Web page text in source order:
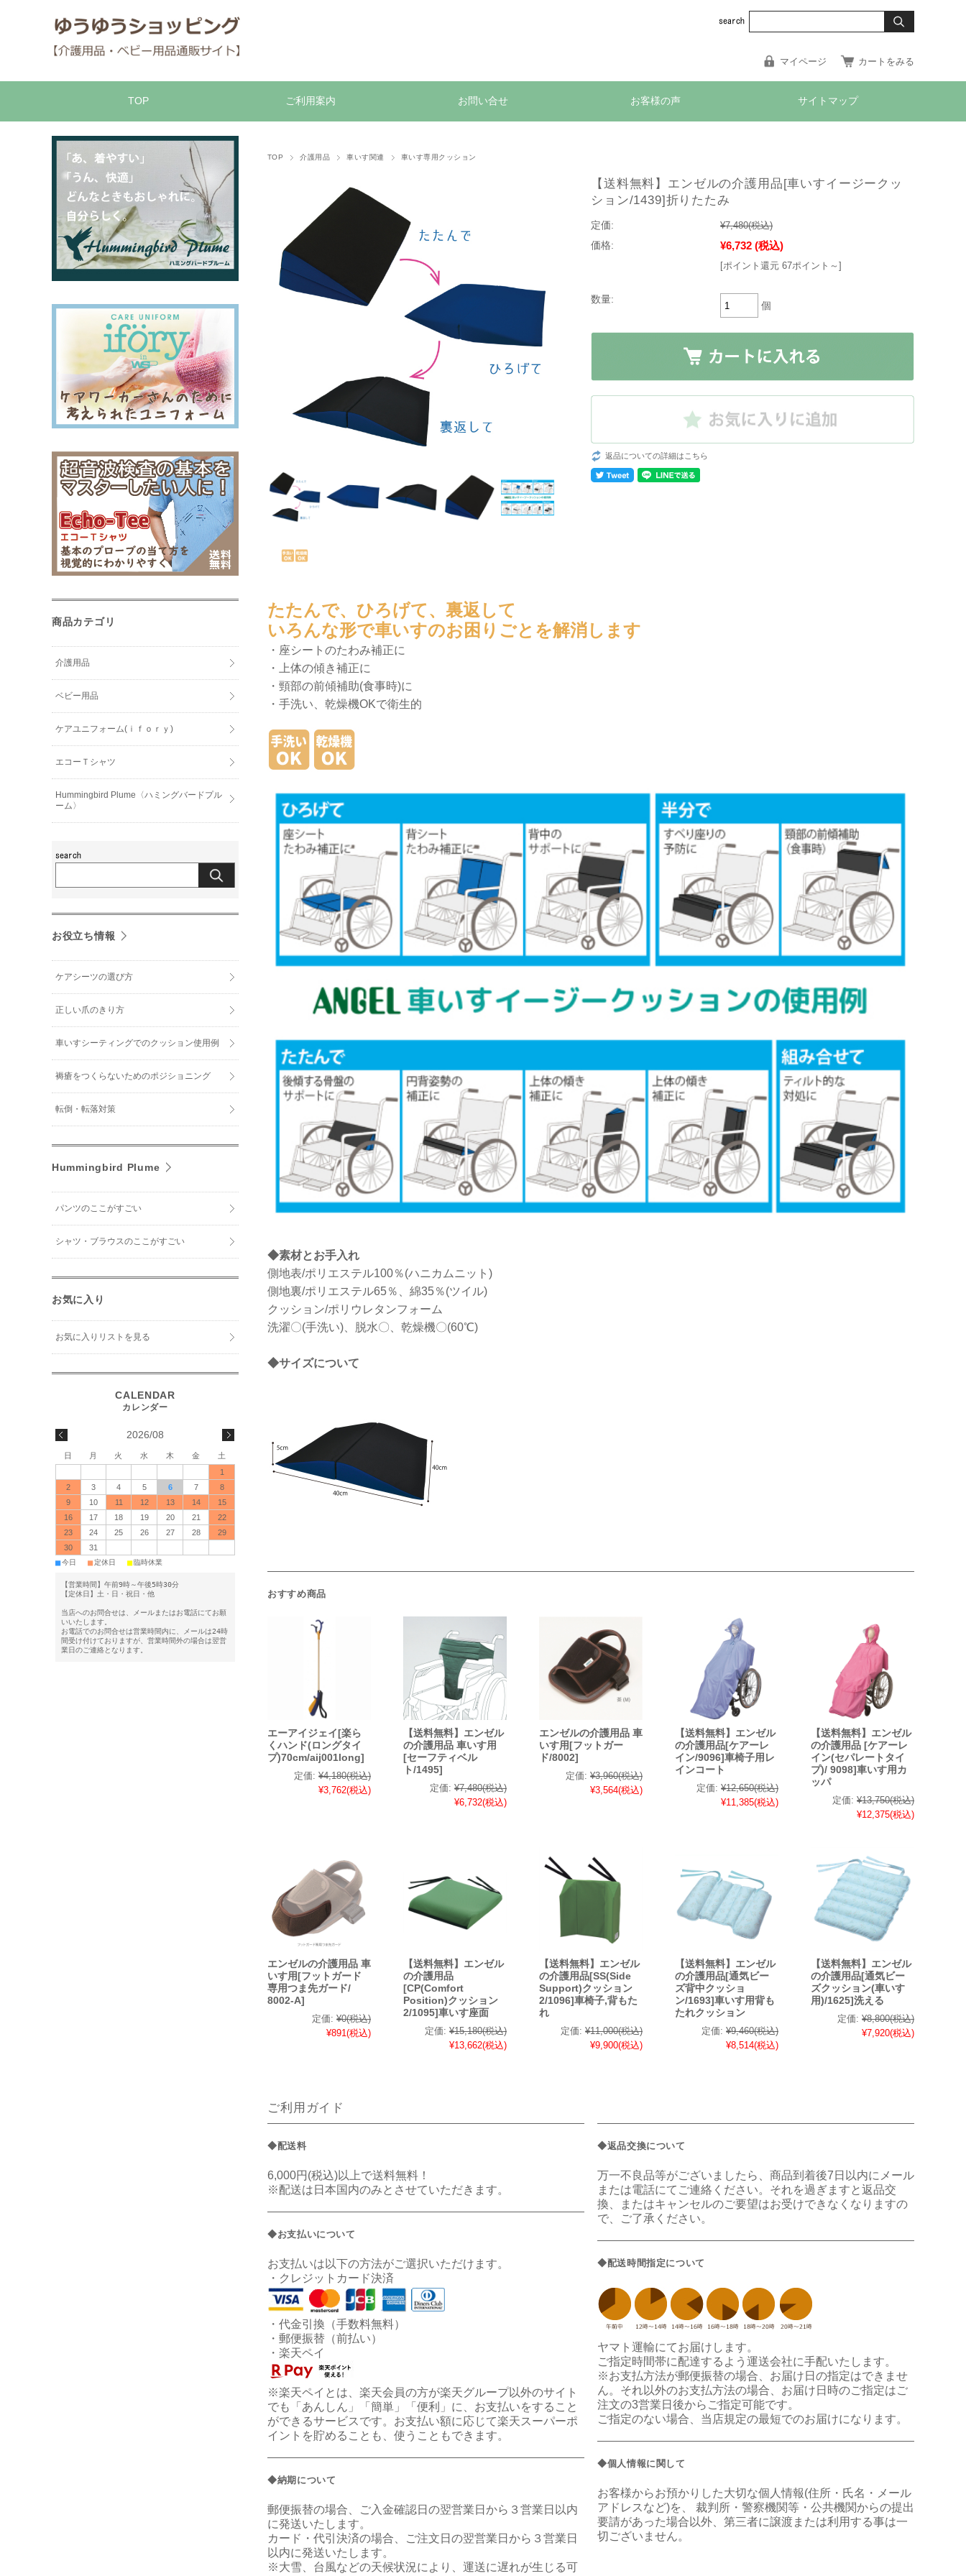
マイページ カートをみる
TOP ご利用案内 お問い合せ お客様の声 サイトマップ
TOP 介護用品 車いす関連 車いす専用クッション
【送料無料】エンゼルの介護用品[車いすイージークッ
ション/1439]折りたたみ
定価: ¥7,480(税込)
価格:
¥6,732 (税込)
[ポイント還元 67ポイント～]
数量:
個
返品についての詳細はこちら
たたんで、ひろげて、裏返して
いろんな形で車いすのお困りごとを解消します
・座シートのたわみ補正に
・上体の傾き補正に
・頸部の前傾補助(食事時)に
・手洗い、乾燥機OKで衛生的
◆素材とお手入れ
側地表/ポリエステル100％(ハニカムニット)
側地裏/ポリエステル65％、綿35％(ツイル)
クッション/ポリウレタンフォーム
洗濯〇(手洗い)、脱水〇、乾燥機〇(60℃)
◆サイズについて
おすすめ商品
エーアイジェイ[楽ら
くハンド(ロングタイ
プ)70cm/aij001long]
定価: ¥4,180(税込)
¥3,762(税込)
【送料無料】エンゼル
の介護用品 車いす用
[セーフティベル
ト/1495]
定価: ¥7,480(税込)
¥6,732(税込)
エンゼルの介護用品 車
いす用[フットガー
ド/8002]
定価: ¥3,960(税込)
¥3,564(税込)
【送料無料】エンゼル
の介護用品[ケアーレ
イン/9096]車椅子用レ
インコート
定価: ¥12,650(税込)
¥11,385(税込)
【送料無料】エンゼル
の介護用品 [ケアーレ
イン(セパレートタイ
プ)/ 9098]車いす用カ
ッパ
定価: ¥13,750(税込)
¥12,375(税込)
エンゼルの介護用品 車
いす用[フットガード
専用つま先ガード/
8002-A]
定価: ¥0(税込)
¥891 (税込)
【送料無料】エンゼル
の介護用品
[CP(Comfort
Position)クッション
2/1095]車いす座面
定価: ¥15,180(税込)
¥13,662(税込)
【送料無料】エンゼル
の介護用品[SS(Side
Support)クッション
2/1096]車椅子,背もた
れ
定価: ¥11,000(税込)
¥9,900(税込)
【送料無料】エンゼル
の介護用品[通気ビー
ズ背中クッショ
ン/1693]車いす用背も
たれクッション
定価: ¥9,460(税込)
¥8,514(税込)
【送料無料】エンゼル
の介護用品[通気ビー
ズクッション(車いす
用)/1625]洗える
定価: ¥8,800(税込)
¥7,920(税込)
ご利用ガイド
◆配送料
6,000円(税込)以上で送料無料！
※配送は日本国内のみとさせていただきます。
◆お支払いについて
お支払いは以下の方法がご選択いただけます。
・クレジットカード決済
・代金引換（手数料無料）
・郵便振替（前払い）
・楽天ペイ
※楽天ペイとは、楽天会員の方が楽天グループ以外のサイト
でも「あんしん」「簡単」「便利」に、お支払いをすること
ができるサービスです。お支払い額に応じて楽天スーパーポ
イントを貯めることも、使うこともできます。
◆納期について
郵便振替の場合、ご入金確認日の翌営業日から３営業日以内
に発送いたします。
カード・代引決済の場合、ご注文日の翌営業日から３営業日
以内に発送いたします。
※大雪、台風などの天候状況により、運送に遅れが生じる可
◆返品交換について
万一不良品等がございましたら、商品到着後7日以内にメール
または電話にてご連絡ください。それを過ぎますと返品交
換、またはキャンセルのご要望はお受けできなくなりますの
で、ご了承ください。
◆配送時間指定について
ヤマト運輸にてお届けします。
ご指定時間帯に配達するよう運送会社に手配いたします。
※お支払方法が郵便振替の場合、お届け日の指定はできませ
ん。それ以外のお支払方法の場合、お届け日時のご指定はご
注文の3営業日後からご指定可能です。
ご指定のない場合、当店規定の最短でのお届けになります。
◆個人情報に関して
お客様からお預かりした大切な個人情報(住所・氏名・メール
アドレスなど)を、 裁判所・警察機関等・公共機関からの提出
要請があった場合以外、第三者に譲渡または利用する事は一
切ございません。
商品カテゴリ
介護用品
ベビー用品
ケアユニフォーム(ｉｆｏｒｙ)
エコーＴシャツ
Hummingbird Plume〈ハミングバードプル
ーム〉
お役立ち情報
ケアシーツの選び方
正しい爪のきり方
車いすシーティングでのクッション使用例
褥瘡をつくらないためのポジショニング
転倒・転落対策
Hummingbird Plume
パンツのここがすごい
シャツ・ブラウスのここがすごい
お気に入り
お気に入りリストを見る
2026/08
日 月 火 水 木 金
土
1
2
3 4 5 6 7
8
9
10 11 12 13 14
15
16
17 18 19 20 21
22
23
24 25 26 27 28
29
30
31
■今日 ■定休日 ■臨時休業
【営業時間】午前9時～午後5時30分
【定休日】土・日・祝日・他
当店へのお問合せは、メールまたはお電話にてお願
いいたします。
お電話でのお問合せは営業時間内に、メールは24時
間受け付けておりますが、営業時間外の場合は翌営
業日のご連絡となります。